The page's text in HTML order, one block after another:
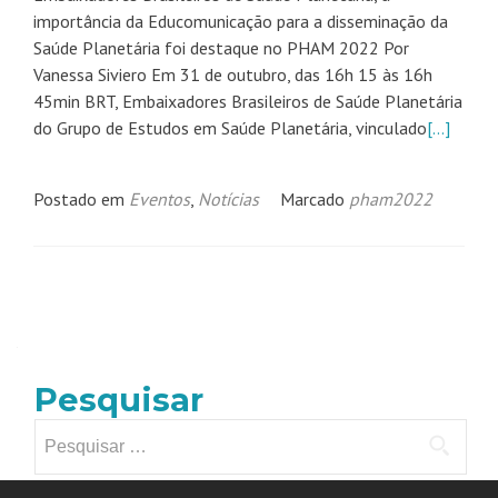
importância da Educomunicação para a disseminação da
Saúde Planetária foi destaque no PHAM 2022 Por
Vanessa Siviero Em 31 de outubro, das 16h 15 às 16h
45min BRT, Embaixadores Brasileiros de Saúde Planetária
do Grupo de Estudos em Saúde Planetária, vinculado[…]
Postado em Eventos, Notícias Marcado pham2022
Pesquisar
por: